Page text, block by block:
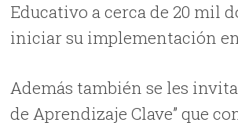
Educativo a cerca de 20 mil
iniciar su implementación en
Además también se les
de Aprendizaje Clave” que